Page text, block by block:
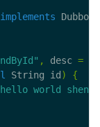
implements
, desc =
String id )
{
world